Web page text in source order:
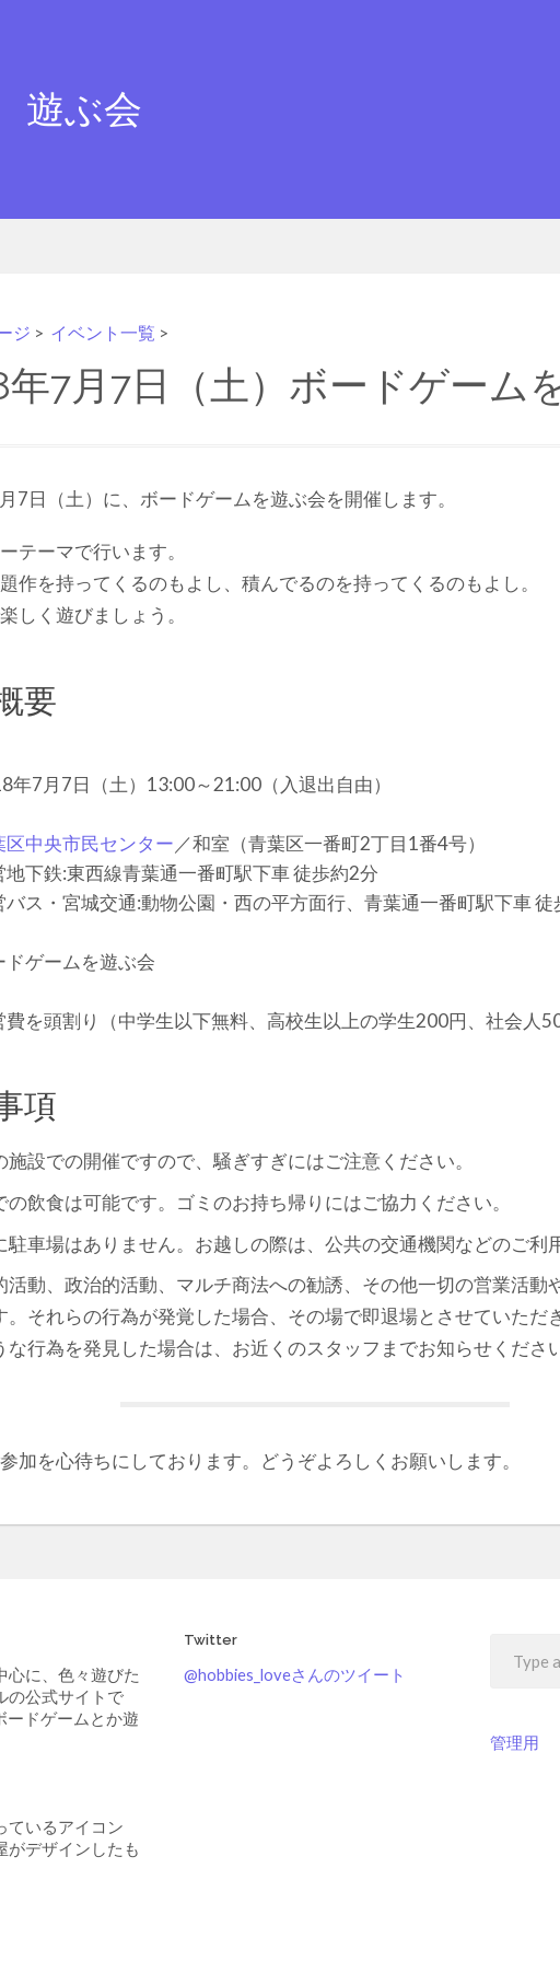
遊ぶ会
ジ > イベント一覧 >
年7月7日（土）ボードゲーム
7日（土）に、ボードゲームを遊ぶ会を開催します。
テーマで行います。
作を持ってくるのもよし、積んでるのを持ってくるのもよし。
しく遊びましょう。
要
年7月7日（土）13:00～21:00（入退出自由）
区中央市民センター ／和室（青葉区一番町2丁目1番4号）
地下鉄:東西線青葉通一番町駅下車 徒歩約2分
バス・宮城交通:動物公園・西の平方面行、青葉通一番町駅下車 徒
ドゲームを遊ぶ会
費を頭割り（中学生以下無料、高校生以上の学生200円、社会人
項
施設での開催ですので、騒ぎすぎにはご注意ください。
の飲食は可能です。ゴミのお持ち帰りにはご協力ください。
駐車場はありません。お越しの際は、公共の交通機関などのご利
活動、政治的活動、マルチ商法への勧誘、その他一切の営業活動
。それらの行為が発覚した場合、その場で即退場とさせていただ
な行為を発見した場合は、お近くのスタッフまでお知らせくださ
加を心待ちにしております。どうぞよろしくお願いします。
心に、色々遊びた
の公式サイトで
ードゲームとか遊
ているアイコン
がデザインしたも
Twitter
@hobbies_loveさんのツイート
管理用